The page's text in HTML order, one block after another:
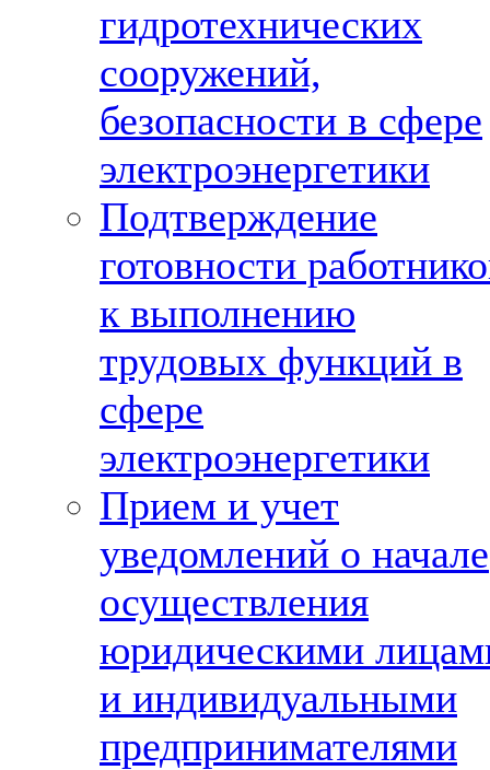
гидротехнических
сооружений,
безопасности в сфере
электроэнергетики
Подтверждение
готовности
к выполнению
трудовых функций в
сфере
электроэнергетики
Прием и учет
уведомлений о начале
осуществления
юридическими
и индивидуальными
предпринимателями